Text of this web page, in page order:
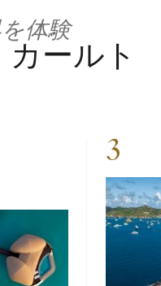
体験
ールト
3